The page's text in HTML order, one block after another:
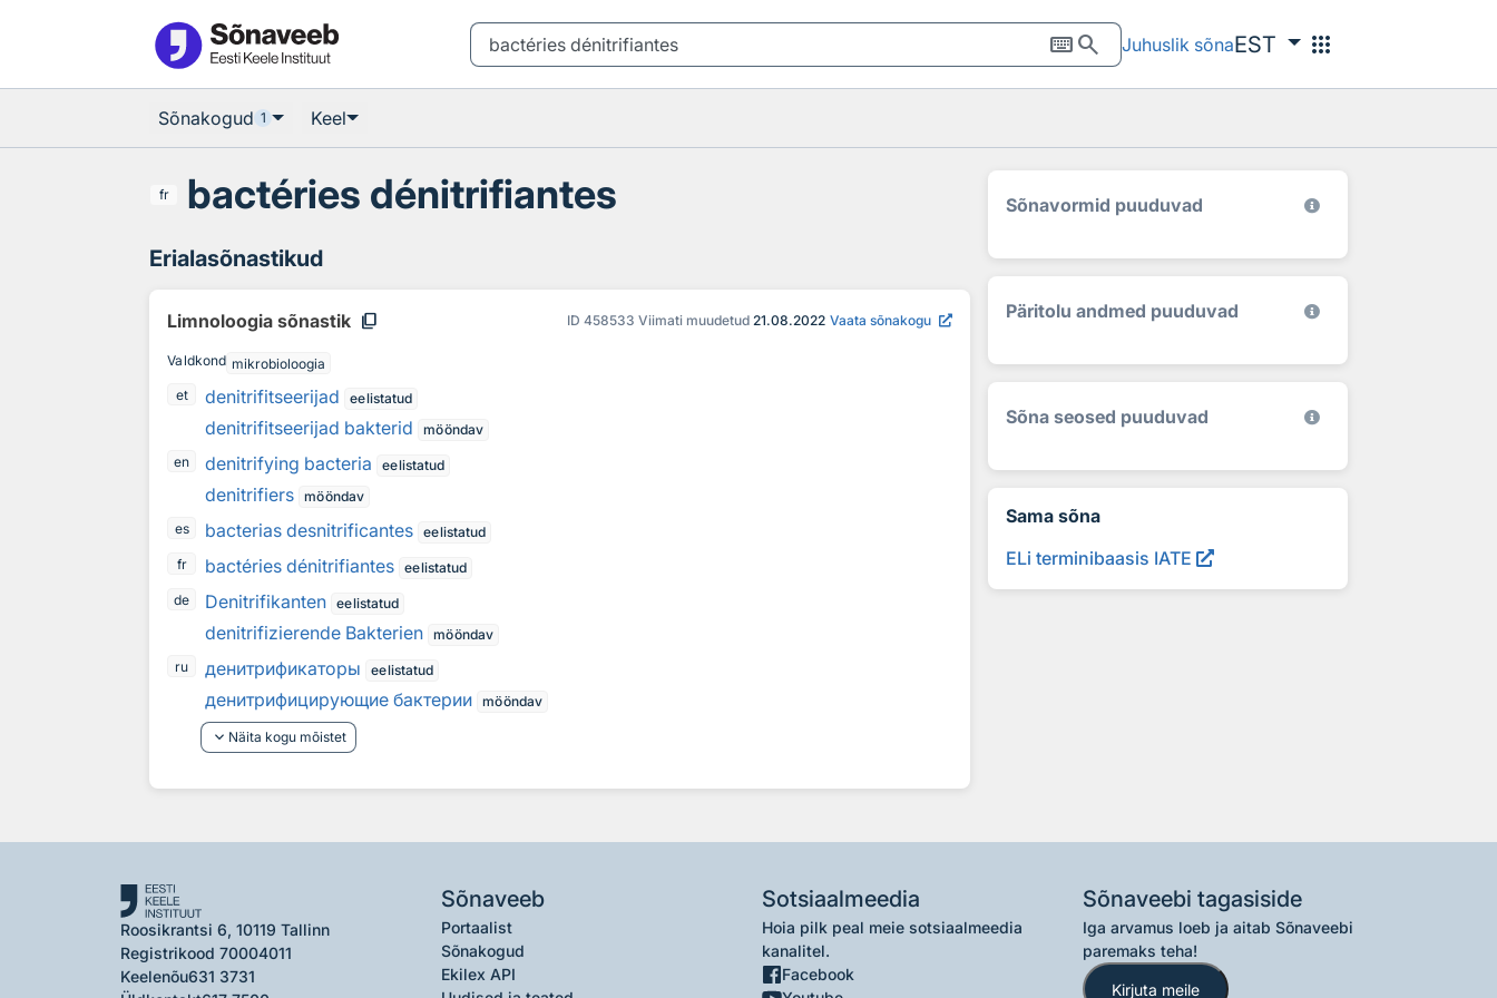
keyboardsearch Juhuslik sõnaEST apps
Sõnakogud 1 Keel
fr bactéries dénitrifiantes
Erialasõnastikud
Limnoloogia sõnastik content_copy ID 458533 Viimati muudetud 21.08.2022 Vaata sõnakogu
Valdkond mikrobioloogia
et
denitrifitseerijad eelistatud
denitrifitseerijad bakterid
mööndav
en
denitrifying bacteria eelistatud
denitrifiers
mööndav
es
bacterias desnitrificantes
eelistatud
fr
bactéries dénitrifiantes
eelistatud
de
Denitrifikanten eelistatud
denitrifizierende Bakterien
mööndav
ru
денитрификаторы eelistatud
денитрифицирующие бактерии mööndav
keyboard_arrow_down Näita kogu mõistet
Sõnavormid puuduvad
Päritolu andmed puuduvad
Sõna seosed puuduvad
Sama sõna
ELi terminibaasis IATE
Roosikrantsi 6, 10119 Tallinn
Registrikood 70004011
Keelenõu631 3731
Sõnaveeb
Portaalist
Sõnakogud
Ekilex API
Sotsiaalmeedia
Hoia pilk peal meie sotsiaalmeedia
kanalitel.
Facebook
Sõnaveebi tagasiside
Iga arvamus loeb ja aitab Sõnaveebi
paremaks teha!
Kirjuta meile